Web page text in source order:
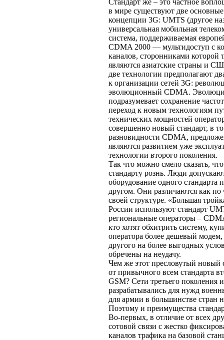
в мире существуют две
концепции 3G: UMTS (другое
универсальная мобильная
система, поддерживаемая
CDMA 2000 — мультидоступ с
каналов, сторонниками которой
являются азиатские страны и
две технологии предполагают
к организации сетей 3G:
эволюционный CDMA.
подразумевает сохранение
переход к новым технологиям
технических мощностей
совершенно новый стандарт, в
разновидности CDMA,
являются развитием уже
технологии второго поколения.
Так что можно смело сказать,
стандарту рознь. Люди
оборудование одного стандарта
другом. Они различаются как по
своей структуре. «Большая
России используют стандарт
региональные операторы –
кто хотят обхитрить систему,
оператора более дешевый
другого на более выгодных
обречены на неудачу.
Чем же этот пресловутый новый
от привычного всем стандарта
GSM? Сети третьего поколения
разрабатывались для нужд
для армии в большинстве стран
Поэтому и преимущества
Во-первых, в отличие от всех
сотовой связи с жестко
каналов трафика на базовой